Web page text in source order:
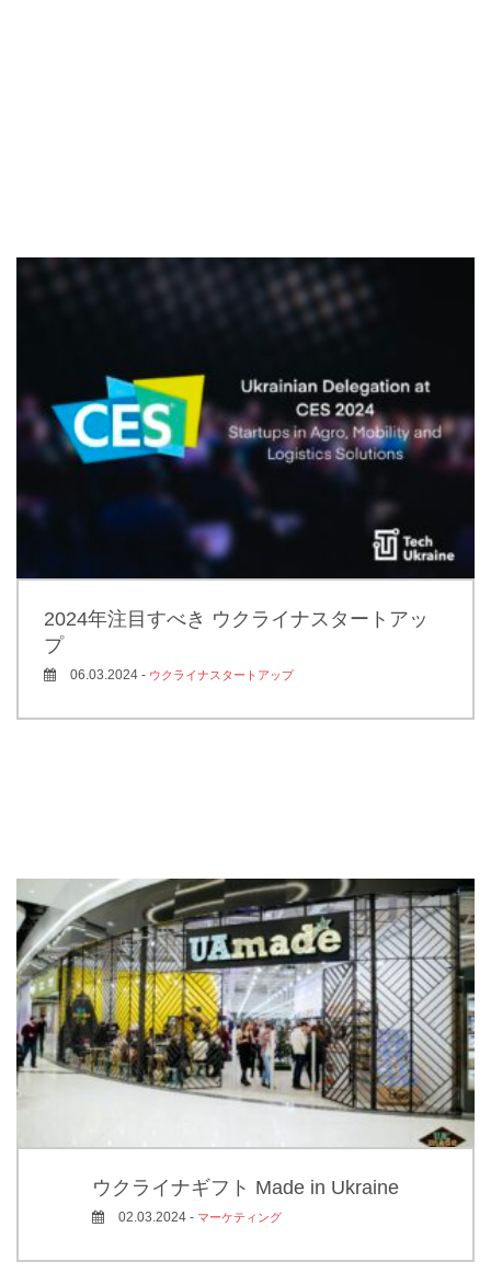
2024年注目すべき ウクライナスタートアッ
プ
06.03.2024 - ウクライナスタートアップ
ウクライナギフト Made in Ukraine
02.03.2024 - マーケティング